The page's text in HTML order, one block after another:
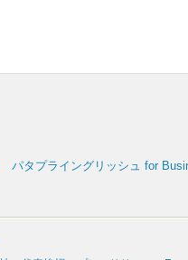
パタプライングリッシュ for